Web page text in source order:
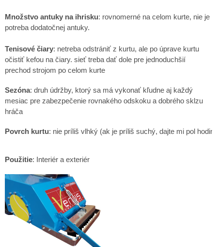
Množstvo antuky na ihrisku: rovnomerné na celom kurte, nie je
potreba dodatočnej antuky.
Tenisové čiary: netreba odstrániť z kurtu, ale po úprave kurtu
očistiť kefou na čiary. sieť treba dať dole pre jednoduchšií
prechod strojom po celom kurte
Sezóna: druh údržby, ktorý sa má vykonať kľudne aj každý
mesiac pre zabezpečenie rovnakého odskoku a dobrého sklzu
hráča
Povrch kurtu: nie príliš vlhký (ak je príliš suchý, dajte mi pol
Použitie: Interiér a exteriér